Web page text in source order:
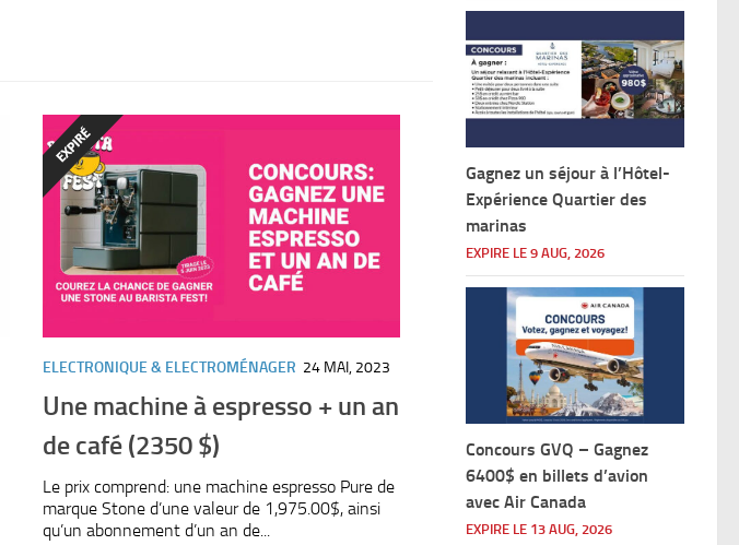
ELECTRONIQUE & ELECTROMÉNAGER 24 MAI, 2023
Une machine à espresso + un an
de café (2350 $)
Le prix comprend: une machine espresso Pure de
marque Stone d’une valeur de 1,975.00$, ainsi
qu’un abonnement d’un an de...
Gagnez un séjour à l’Hôtel-
Expérience Quartier des
marinas
EXPIRE LE 9 AUG, 2026
Concours GVQ – Gagnez
6400$ en billets d’avion
avec Air Canada
EXPIRE LE 13 AUG, 2026